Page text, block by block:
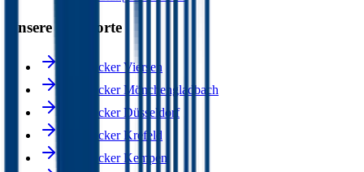
Unsere Standorte
Dachdecker Viersen
Dachdecker Mönchengladbach
Dachdecker Düsseldorf
Dachdecker Krefeld
Dachdecker Kempen